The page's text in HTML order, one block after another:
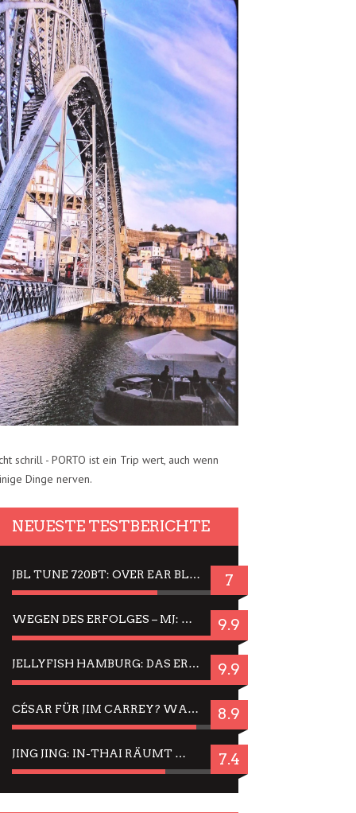
schrill - PORTO ist ein Trip wert, auch wenn
Dinge nerven.
NEUESTE TESTBERICHTE
JBL TUNE 720BT: OVER EAR BLUETOOTH KOPFHÖRER UM DIE 50,-€ IM DAUER-TEST 7
WEGEN DES ERFOLGES – MJ: MICHAEL JACKSON MUSICAL IN EINER MATINEE SEHEN 9.9
JELLYFISH HAMBURG: DAS ERFOLGREICHE SOMMER-MENÜ 2025 IN GEFÜHLEN UND BILDERN 9.9
CÉSAR FÜR JIM CARREY? WARUM DAS EINER DER NERVIGSTEN ACTORS IST UND BLEIBT 8.9
JING JING: IN-THAI RÄUMT WIEDER TITEL AB – EIN ZWEI-STUNDEN-ERLEBNISBERICHT 7.4